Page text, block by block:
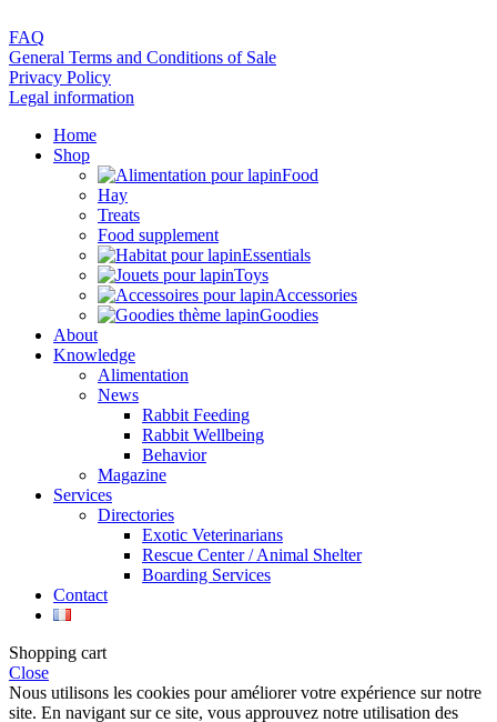
FAQ
General Terms and Conditions of Sale
Privacy Policy
Legal information
Home
Shop
Food
Hay
Treats
Food supplement
Essentials
Toys
Accessories
Goodies
About
Knowledge
Alimentation
News
Rabbit Feeding
Rabbit Wellbeing
Behavior
Magazine
Services
Directories
Exotic Veterinarians
Rescue Center / Animal Shelter
Boarding Services
Contact
Shopping cart
Close
Nous utilisons les cookies pour améliorer votre expérience sur notre
site. En navigant sur ce site, vous approuvez notre utilisation des